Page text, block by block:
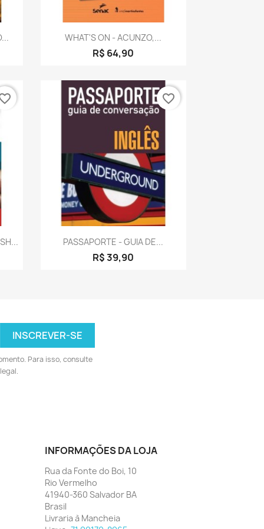
Visualização rápida
WHAT'S ON - ACUNZO,...
R$ 64,90
Visualização rápida
PASSAPORTE - GUIA DE...
R$ 39,90
favorite_border
Para isso, consulte
INFORMAÇÕES DA LOJA
Rua da Fonte do Boi, 10
Rio Vermelho
41940-360 Salvador BA
Brasil
Livraria à Mancheia